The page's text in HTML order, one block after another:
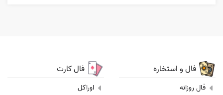
فال و استخاره
فال روزانه
فال کارت
اوراکل